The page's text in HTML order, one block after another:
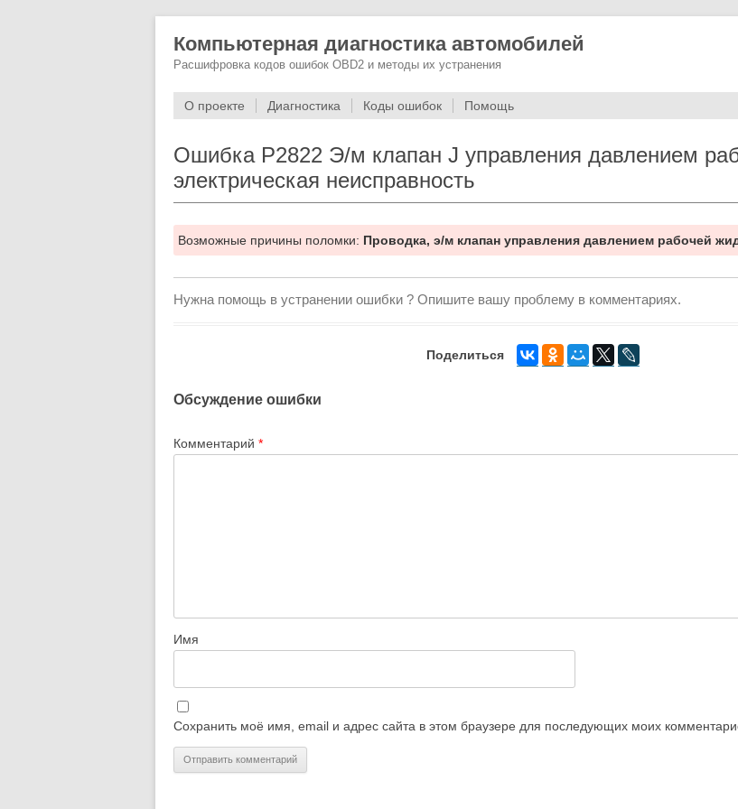
Компьютерная диагностика автомобилей
Расшифровка кодов ошибок OBD2 и методы их устранения
О проекте Диагностика Коды ошибок Помощь
Ошибка P2822 Э/м клапан J управления давлением
электрическая неисправность
Возможные причины поломки: Проводка, э/м клапан управления давлением рабочей
Нужна помощь в устранении ошибки ? Опишите вашу проблему в комментариях.
Поделиться
Обсуждение ошибки
Комментарий *
Имя
Сохранить моё имя, email и адрес сайта в этом браузере для последующих моих